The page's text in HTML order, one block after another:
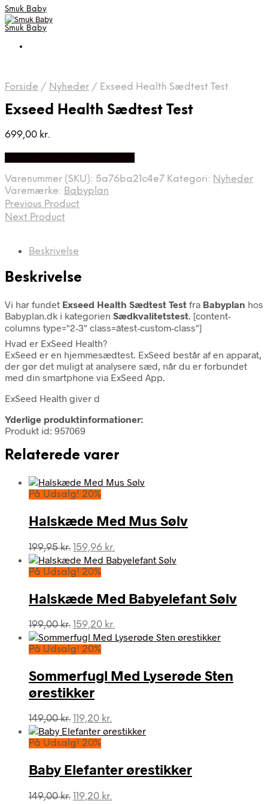
Smuk Baby
Smuk Baby
Forside / Nyheder / Exseed Health Sædtest Test
Exseed Health Sædtest Test
699,00 kr.
Varenummer (SKU): 5a76ba21c4e7 Kategori: Nyheder
Varemærke: Babyplan
Previous Product
Next Product
Beskrivelse
Beskrivelse
Vi har fundet Exseed Health Sædtest Test fra Babyplan hos
Babyplan.dk i kategorien Sædkvalitetstest. [content-
columns type="2-3" class=âtest-custom-class"]
Hvad er ExSeed Health?
ExSeed er en hjemmesædtest. ExSeed består af en apparat,
der gør det muligt at analysere sæd, når du er forbundet
med din smartphone via ExSeed App.
ExSeed Health giver d
Yderlige produktinformationer:
Produkt id: 957069
Relaterede varer
På Udsalg! 20%
Halskæde Med Mus Sølv
199,95kr. Den
oprindelige
pris
199,95 kr..
159,96 kr.
aktuelle
159,96 kr..
På Udsalg! 20%
Halskæde Med Babyelefant Sølv
199,00kr. Den
oprindelige
pris
199,00 kr..
159,20 kr.
aktuelle
159,20 kr..
På Udsalg! 20%
Sommerfugl Med Lyserøde Sten
ørestikker
149,00kr. Den
oprindelige
pris
149,00 kr..
119,20 kr.
aktuelle
På Udsalg! 20%
Baby Elefanter ørestikker
149,00kr. Den
119,20 kr.